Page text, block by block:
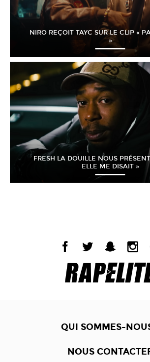
NIRO REÇOIT TAYC SUR LE CLIP «
»
FRESH LA DOUILLE NOUS
ELLE ME DISAIT »
QUI SOMMES-
NOUS